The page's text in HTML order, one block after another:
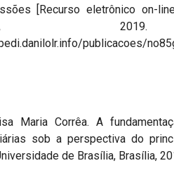
[Recurso eletrônico on-
publicacoes/
Maria Corrêa. A
sob a perspectiva do
de Brasília, Brasília,